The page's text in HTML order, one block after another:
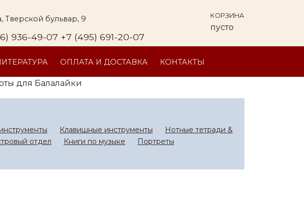
Тверской бульвар, 9
936-49-07 +7 (495) 691-20-07
КОРЗИНА
пусто
ОПЛАТА И ДОСТАВКА КОНТАКТЫ
для Балалайки
Клавишные инструменты
Нотные тетради &
отдел Книги по музыке
Портреты